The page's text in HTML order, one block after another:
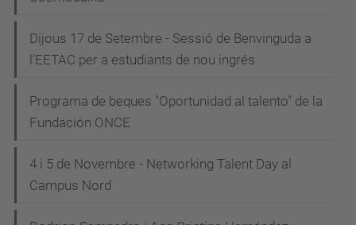
Dijous 17 de Setembre - Sessió de Benvinguda a
l'EETAC per a estudiants de nou ingrés
Programa de beques "Oportunidad al talento" de la
Fundación ONCE
4 i 5 de Novembre - Networking Talent Day al
Campus Nord